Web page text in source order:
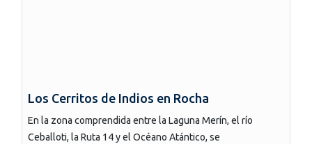
Los Cerritos de Indios en Rocha
En la zona comprendida entre la Laguna Merín, el río
Ceballoti, la Ruta 14 y el Océano Atántico, se